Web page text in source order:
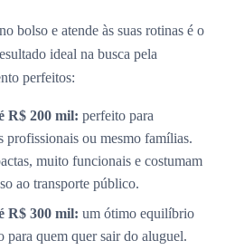
bolso e atende às suas rotinas é o
ideal na busca pela
perfeitos:
R$ 200 mil: perfeito para
profissionais ou mesmo famílias.
muito funcionais e costumam
ao transporte público.
R$ 300 mil: um ótimo equilíbrio
para quem quer sair do aluguel.